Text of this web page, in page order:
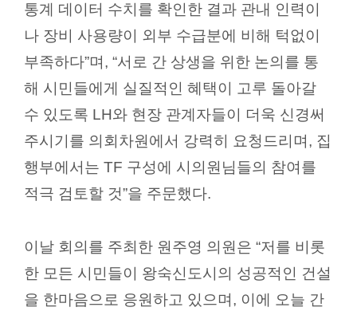
통계 데이터 수치를 확인한 결과 관내 인력이
나 장비 사용량이 외부 수급분에 비해 턱없이
부족하다”며 , “서로 간 상생을 위한 논의를 통
해 시민들에게 실질적인 혜택이 고루 돌아갈
수 있도록 LH와 현장 관계자들이 더욱 신경써
주시기를 의회차원에서 강력히 요청드리며 , 집
행부에서는 TF 구성에 시의원님들의 참여를
적극 검토할 것”을 주문했다.
이날 회의를 주최한 원주영 의원은 “저를 비롯
한 모든 시민들이 왕숙신도시의 성공적인 건설
을 한마음으로 응원하고 있으며 , 이에 오늘 간